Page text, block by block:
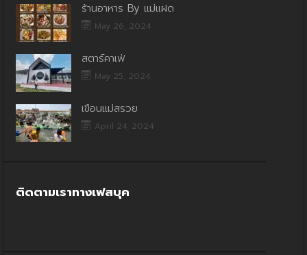
ร้านอาหาร By แม่แฝด
May 26, 2024
สตาร์คาเฟ่
May 25, 2024
เขื่อนแม่สรวย
April 24, 2024
ติดตามเราทางเฟสบุค